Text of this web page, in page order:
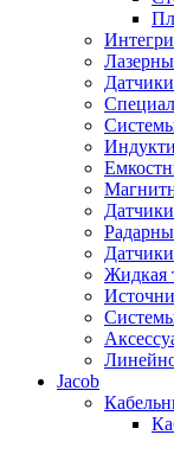
Жидкая
Jacob